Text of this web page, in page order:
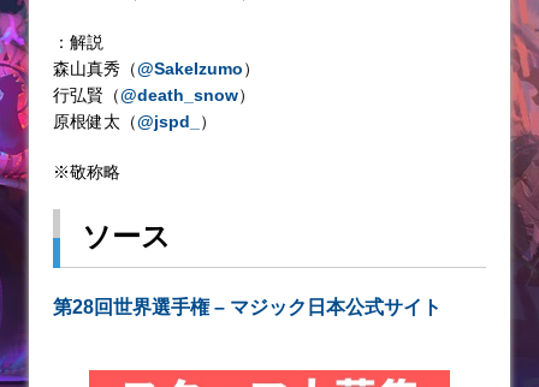
：解説
森山真秀（@SakeIzumo）
行弘賢（@death_snow）
原根健太（@jspd_ ）
※敬称略
ソース
第28回世界選手権 – マジック日本公式サイト